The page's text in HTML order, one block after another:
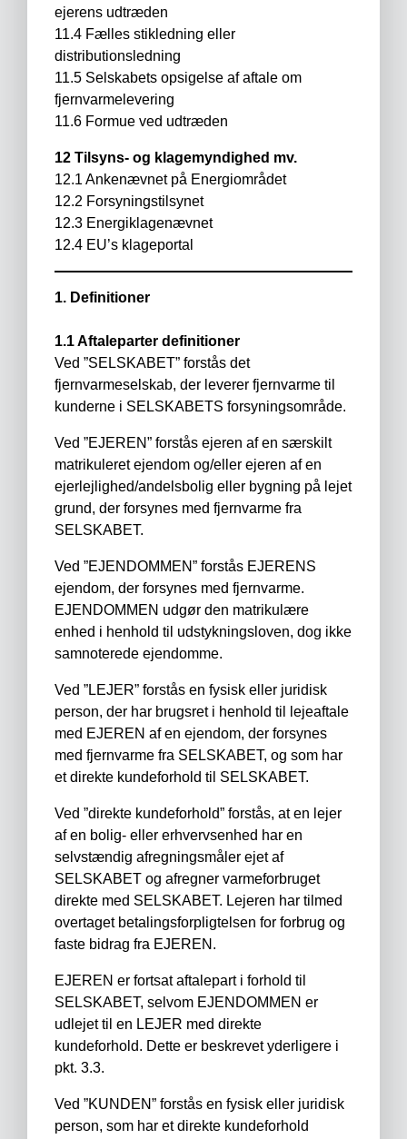
ejerens udtræden
11.4 Fælles stikledning eller
distributionsledning
11.5 Selskabets opsigelse af aftale om
fjernvarmelevering
11.6 Formue ved udtræden
12 Tilsyns- og klagemyndighed mv.
12.1 Ankenævnet på Energiområdet
12.2 Forsyningstilsynet
12.3 Energiklagenævnet
12.4 EU’s klageportal
1. Definitioner
1.1 Aftaleparter definitioner
Ved ”SELSKABET” forstås det
fjernvarmeselskab, der leverer fjernvarme til
kunderne i SELSKABETS forsyningsområde.
Ved ”EJEREN” forstås ejeren af en særskilt
matrikuleret ejendom og/eller ejeren af en
ejerlejlighed/andelsbolig eller bygning på lejet
grund, der forsynes med fjernvarme fra
SELSKABET.
Ved ”EJENDOMMEN” forstås EJERENS
ejendom, der forsynes med fjernvarme.
EJENDOMMEN udgør den matrikulære
enhed i henhold til udstykningsloven, dog ikke
samnoterede ejendomme.
Ved ”LEJER” forstås en fysisk eller juridisk
person, der har brugsret i henhold til lejeaftale
med EJEREN af en ejendom, der forsynes
med fjernvarme fra SELSKABET, og som har
et direkte kundeforhold til SELSKABET.
Ved ”direkte kundeforhold” forstås, at en lejer
af en bolig- eller erhvervsenhed har en
selvstændig afregningsmåler ejet af
SELSKABET og afregner varmeforbruget
direkte med SELSKABET. Lejeren har tilmed
overtaget betalingsforpligtelsen for forbrug og
faste bidrag fra EJEREN.
EJEREN er fortsat aftalepart i forhold til
SELSKABET, selvom EJENDOMMEN er
udlejet til en LEJER med direkte
kundeforhold. Dette er beskrevet yderligere i
pkt. 3.3.
Ved ”KUNDEN” forstås en fysisk eller juridisk
person, som har et direkte kundeforhold